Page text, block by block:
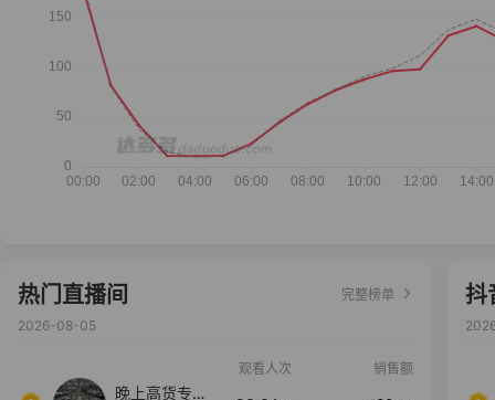
热门直播间
完整榜单
2026-08-05
观看人次 销售额
晚上高货专场
抖